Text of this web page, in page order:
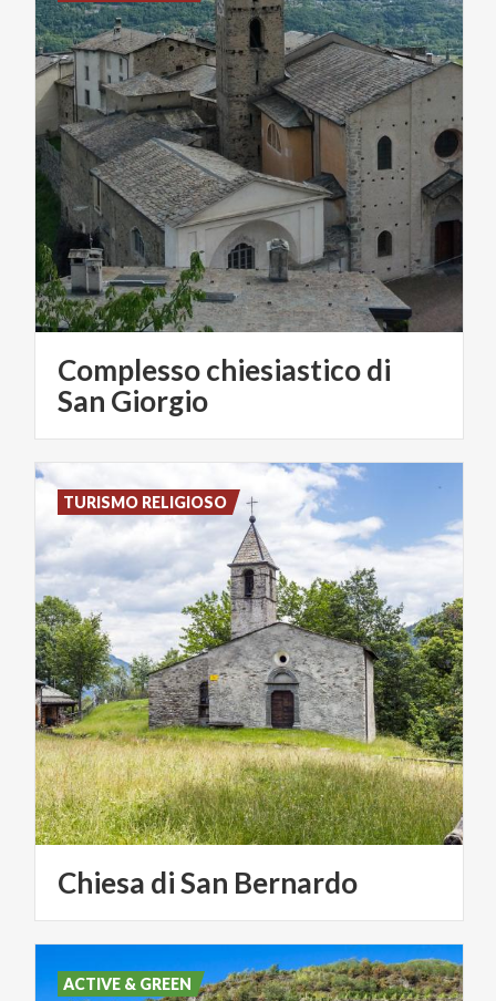
Complesso chiesiastico di
San Giorgio
Chiesa diSan Bernardo
TURISMO RELIGIOSO
ACTIVE & GREEN